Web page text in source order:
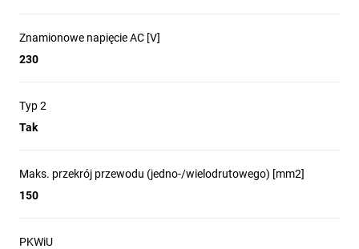
Znamionowe napięcie AC [V]
230
Typ 2
Tak
Maks. przekrój przewodu (jedno-/wielodrutowego) [mm2]
150
PKWiU